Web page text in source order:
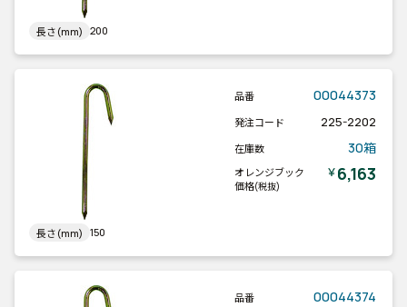
長さ(mm) 200
品番 00044373
発注コード 225-2202
在庫数 30箱
オレンジブック
価格(税抜)
￥6,163
長さ(mm) 150
品番 00044374